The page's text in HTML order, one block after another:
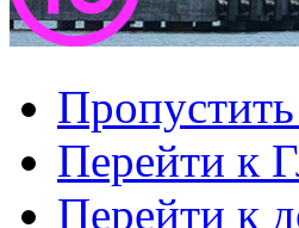
Перейти к
Перейти к